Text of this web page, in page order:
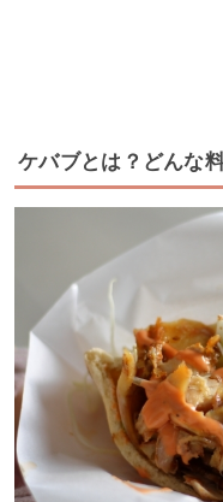
ケバブとは？どんな